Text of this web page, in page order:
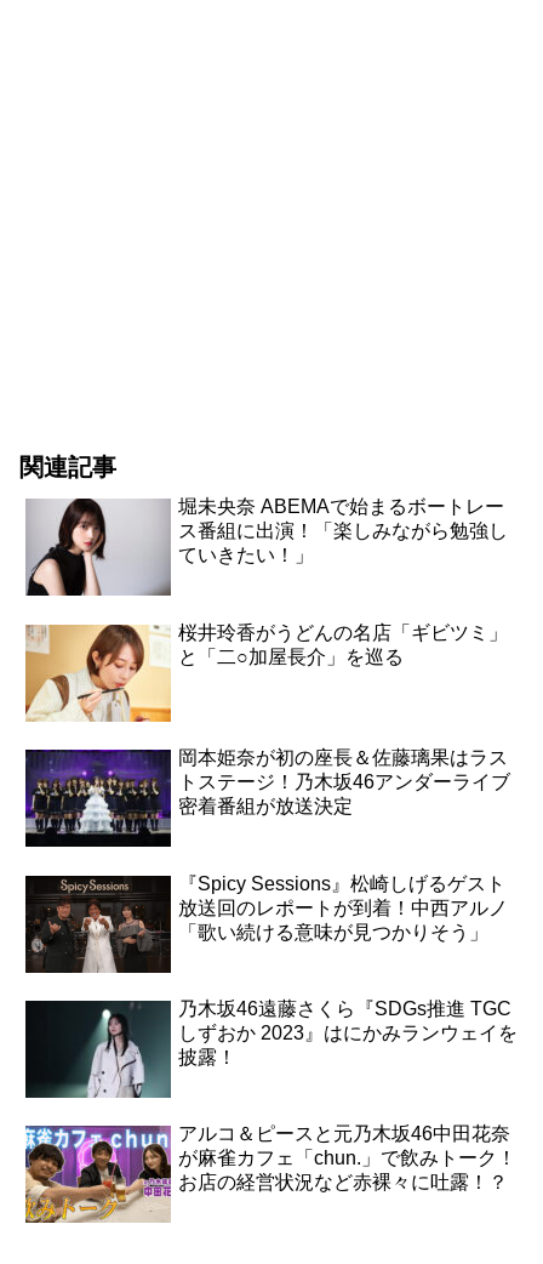
関連記事
堀未央奈 ABEMAで始まるボートレー
ス番組に出演！「楽しみながら勉強し
ていきたい！」
桜井玲香がうどんの名店「ギビツミ」
と「二○加屋長介」を巡る
岡本姫奈が初の座長＆佐藤璃果はラス
トステージ！乃木坂46アンダーライブ
密着番組が放送決定
『Spicy Sessions』松崎しげるゲスト
放送回のレポートが到着！中西アルノ
「歌い続ける意味が見つかりそう」
乃木坂46遠藤さくら『SDGs推進 TGC
しずおか 2023』はにかみランウェイを
披露！
アルコ＆ピースと元乃木坂46中田花奈
が麻雀カフェ「chun.」で飲みトーク！
お店の経営状況など赤裸々に吐露！？